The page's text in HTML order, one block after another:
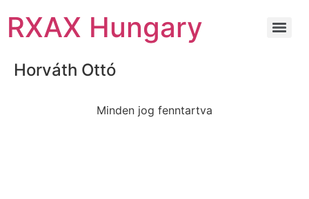
RXAX Hungary
Horváth Ottó
Minden jog fenntartva